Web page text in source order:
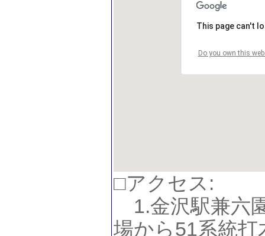
□アクセス:
1.金沢駅兼六
場から51系統打